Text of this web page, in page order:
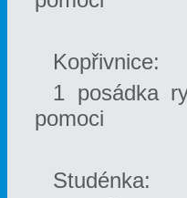
Kopřivnice:
1 posádka
pomoci
Studénka: